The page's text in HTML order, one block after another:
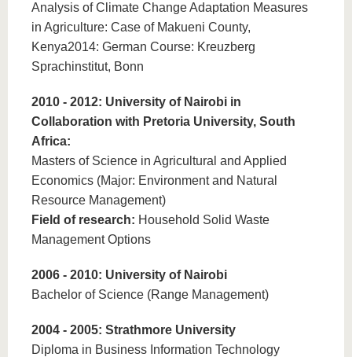
Analysis of Climate Change Adaptation Measures
in Agriculture: Case of Makueni County,
Kenya2014: German Course: Kreuzberg
Sprachinstitut, Bonn
2010 - 2012: University of Nairobi in
Collaboration with Pretoria University, South
Africa:
Masters of Science in Agricultural and Applied
Economics (Major: Environment and Natural
Resource Management)
Field of research: Household Solid Waste
Management Options
2006 - 2010: University of Nairobi
Bachelor of Science (Range Management)
2004 - 2005: Strathmore University
Diploma in Business Information Technology